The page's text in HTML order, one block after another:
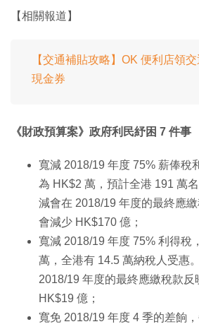
【相關報道】
【交通補貼攻略】OK 便利店領
現金券
《財政預算案》政府利民紓困 7 件事
寬減 2018/19 年度 75% 薪俸稅
為 HK$2 萬，預計全港 191 萬
減會在 2018/19 年度的最終應
會減少 HK$170 億；
寬減 2018/19 年度 75% 利得稅
萬，全港有 14.5 萬納稅人受惠
2018/19 年度的最終應繳稅款
HK$19 億；
寬免 2018/19 年度 4 季的差餉